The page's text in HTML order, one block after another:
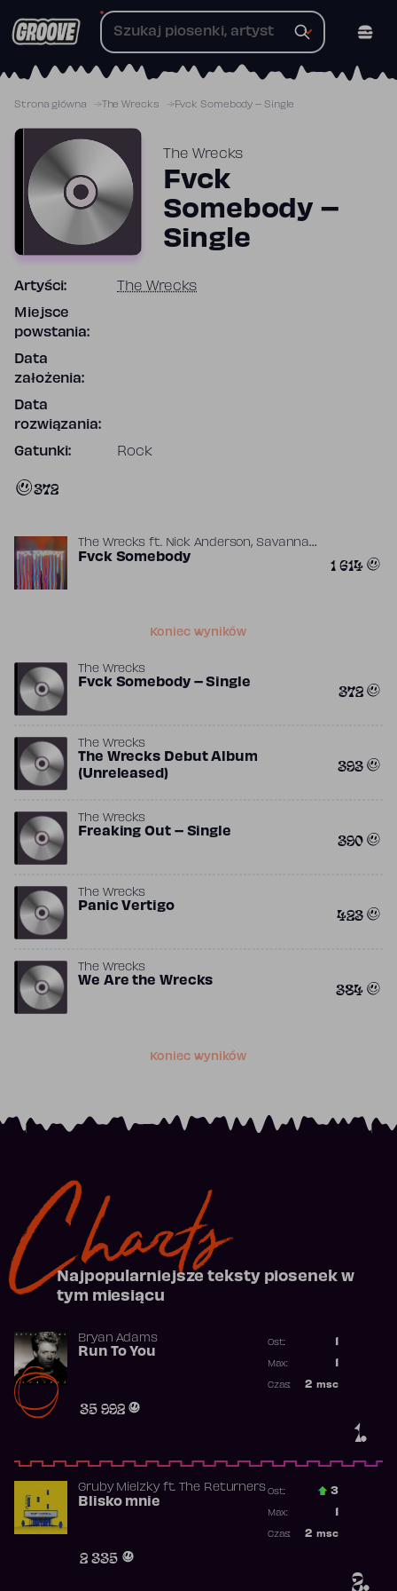
do
Strona główna The Wrecks Fvck Somebody – Single
The Wrecks
Fvck
Somebody –
Single
Artyści: The Wrecks
Miejsce
powstania:
Data
założenia:
Data
rozwiązania:
Gatunki: Rock
372
The Wrecks ft. Nick Anderson, Savannah
Bleu
Fvck Somebody 1 614
Koniec wyników
The Wrecks
Fvck Somebody – Single 372
The Wrecks
The Wrecks Debut Album
(Unreleased)
393
The Wrecks
Freaking Out – Single 390
The Wrecks
Panic Vertigo 423
The Wrecks
We Are the Wrecks 384
Koniec wyników
Charts
Najpopularniejsze teksty piosenek w
tym miesiącu
1.
Bryan Adams
Run To You
35 992
Ost.:
Max:
2 msc
Czas:
2.
Gruby Mielzkyft. The Returners
Blisko mnie
2 335
Ost.: 3
Max:
2 msc
Czas: